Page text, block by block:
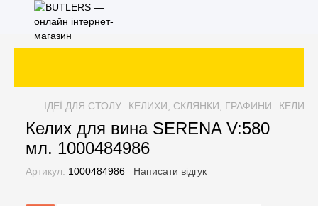
ІДЕЇ ДЛЯ СТОЛУ КЕЛИХИ, СКЛЯНКИ, ГРАФИНИ
Келих для вина SERENA V:580
мл. 1000484986
Артикул: 1000484986 Написати відгук